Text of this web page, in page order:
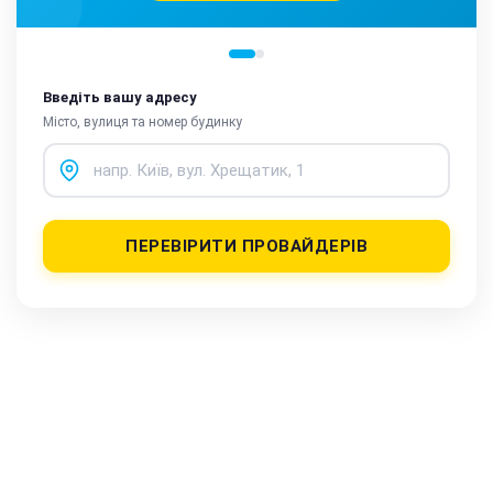
Введіть вашу адресу
Місто, вулиця та номер будинку
ПЕРЕВІРИТИ ПРОВАЙДЕРІВ